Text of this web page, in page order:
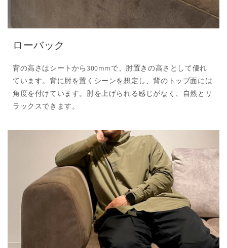
ローバック
背の高さはシートから300mmで、肘置きの高さとして優れ
ています。背に肘を置くシーンを想定し、背のトップ面には
角度を付けています。肘を上げられる感じがなく、自然とリ
ラックスできます。